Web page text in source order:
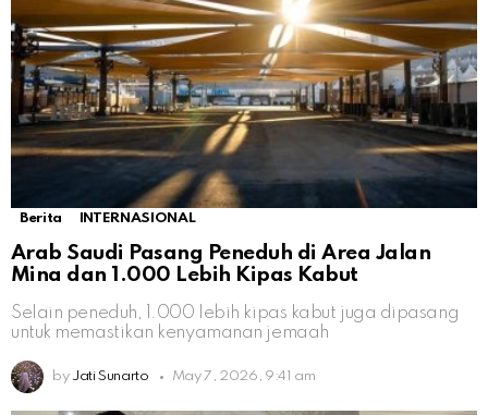
Berita INTERNASIONAL
Arab Saudi Pasang Peneduh di Area Jalan
Mina dan 1.000 Lebih Kipas Kabut
Selain peneduh, 1.000 lebih kipas kabut juga dipasang
untuk memastikan kenyamanan jemaah
by Jati Sunarto May 7, 2026, 9:41 am